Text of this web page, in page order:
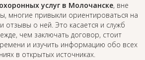
услуг в Молочанске, вне
многие привыкли ориентироваться на
отзывы о ней. Это касается и служб
чем заключать договор, стоит
и изучить информацию обо всех
в открытых источниках.